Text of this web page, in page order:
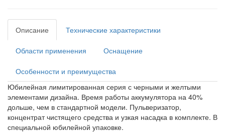
Описание Технические характеристики
Области применения Оснащение
Особенности и преимущества
Юбилейная лимитированная серия с черными и желтыми
элементами дизайна. Время работы аккумулятора на 40%
дольше, чем в стандартной модели. Пульверизатор,
концентрат чистящего средства и узкая насадка в комплекте. В
специальной юбилейной упаковке.